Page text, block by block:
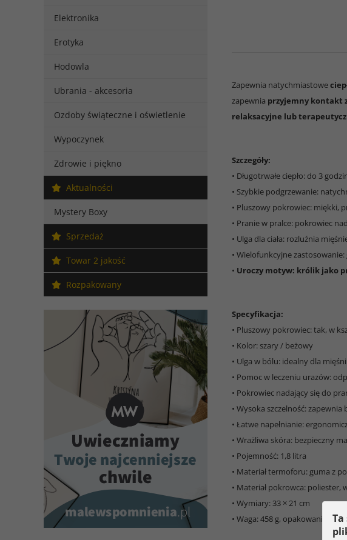
Elektronika
Erotyka
Hodowla
Ubrania - akcesoria
Ozdoby świąteczne i oświetlenie
Wypoczynek
Zdrowie i piękno
Aktualności
Mystery Boxy
Sprzedaż
Towar 2 jakość
Rozpakowany
Zapewnia natychmiastowe
zapewnia przyjemny kontakt
relaksacyjne lub
Szczegóły:
• Długotrwałe ciepło: do 3
• Szybkie podgrzewanie:
• Pluszowy pokrowiec: miękki,
• Pranie w pralce: pokrowiec
• Ulga dla ciała: rozluźnia
• Wielofunkcyjne zastosowanie:
• Uroczy motyw: królik jako
Specyfikacja:
• Pluszowy pokrowiec: tak, w
• Kolor: szary / beżowy
• Ulga w bólu: idealny dla
• Pomoc w leczeniu urazów:
• Pokrowiec nadający się do
• Wysoka szczelność:
• Łatwe napełnianie:
• Wrażliwa skóra: bezpieczny
• Pojemność: 1,8 litra
• Materiał termoforu: guma z
• Materiał pokrowca: poliester,
• Wymiary: 33 × 21 cm
• Waga: 458 g, opakowanie 480 g